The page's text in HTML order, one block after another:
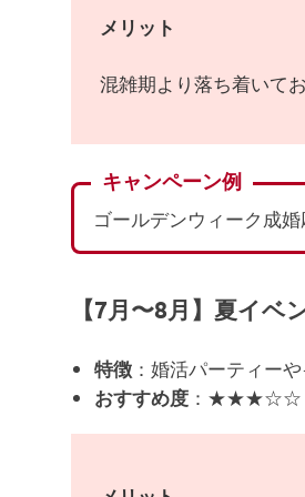
メリット
混雑期より落ち着いて
キャンペーン例
ゴールデンウィーク成婚
【7月〜8月】夏イベ
特徴 ：婚活パーティー
おすすめ度 ：★★★☆☆（